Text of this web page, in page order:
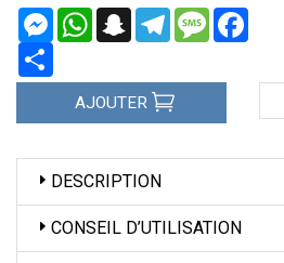
MessengerWhatsAppSnapchatTelegramMessage
AJOUTER
DESCRIPTION
CONSEIL D’UTILISATION